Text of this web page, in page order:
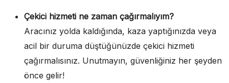
Çekici hizmeti ne zaman çağırmalıyım?
Aracınız yolda kaldığında, kaza yaptığınızda veya
acil bir duruma düştüğünüzde çekici hizmeti
çağırmalısınız. Unutmayın, güvenliğiniz her şeyden
önce gelir!